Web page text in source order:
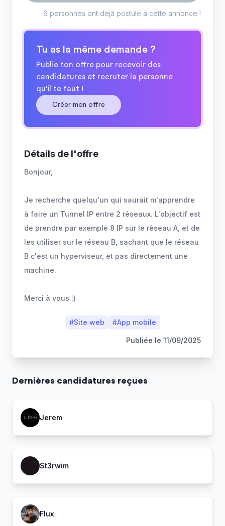
6 personnes ont déjà postulé à cette annonce !
Tu as la même demande ?
Publie ton offre pour recevoir des
candidatures et recruter la personne
qu'il te faut !
Créer mon offre
Détails de l'offre
Bonjour,
Je recherche quelqu'un qui saurait m'apprendre
à faire un Tunnel IP entre 2 réseaux. L'objectif est
de prendre par exemple 8 IP sur le réseau A, et de
les utiliser sur le réseau B, sachant que le réseau
B c'est un hyperviseur, et pas directement une
machine.
Merci à vous :)
#Site web #App mobile
Publiée le 11/09/2025
Dernières candidatures reçues
Jerem
St3rwim
Flux